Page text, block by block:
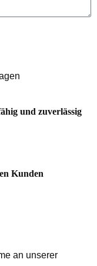
und zuverlässig
Kunden
an unserer